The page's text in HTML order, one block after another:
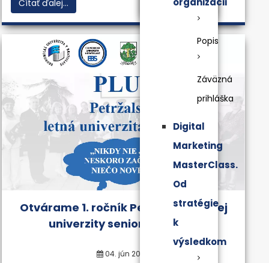
Popis
Záväzná
prihláška
Digital
Marketing
MasterClass.
Od
stratégie
k
výsledkom
Čítať ďalej...
Otvárame 1. ročník Petržalskej letnej
univerzity seniorov (PLUS)
04. jún 2019